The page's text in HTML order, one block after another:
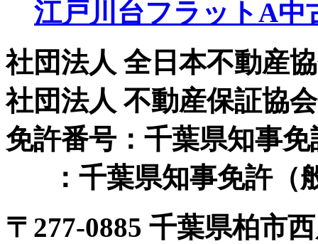
江戸川台フラットA中
社団法人 全日本不動産
社団法人 不動産保証協
免許番号：千葉県知事免
：千葉県知事免許（
〒 277-0885 千葉県柏市